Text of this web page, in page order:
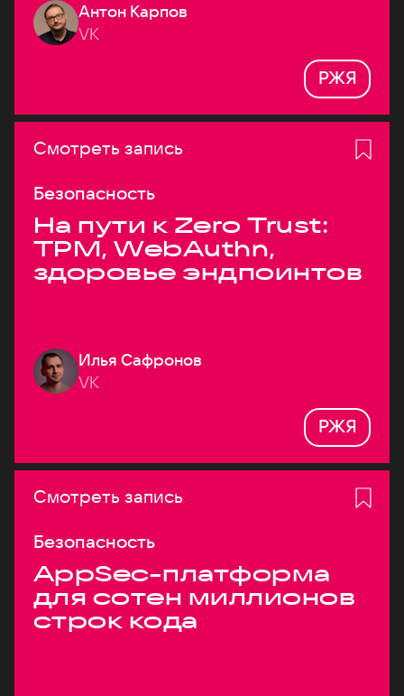
Антон Карпов
VK
РЖЯ
Смотреть запись
Безопасность
На пути к Zero Trust:
TPM, WebAuthn,
здоровье эндпоинтов
Илья Сафронов
VK
РЖЯ
Смотреть запись
Безопасность
AppSec-платформа
для сотен миллионов
строк кода